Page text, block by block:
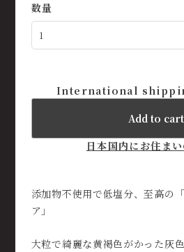
数量
International
Add to cart
日本国内にお住ま
添加物不使用で低塩分、至高の
ア」
大粒で綺麗な黄褐色がかった灰